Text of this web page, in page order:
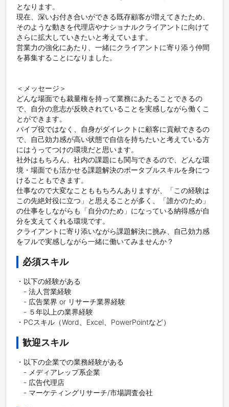
となります。
現在、深いお付き合いができる既存顧客が増えてきたため、
そのような動きを代理店やナショナルクライアントに向けて
さらに拡大していきたいと考えています。
営業力の強化にあたり、一緒にクライアントに寄り添う仲間
を募集することになりました。
＜メッセージ＞
どんな場面でも裁量権を持って業務にあたることできるの
で、自分の意志が反映されていることを実感しながら働くこ
とができます。
パイプ役ではなく、自身がダイレクトに顧客に貢献できるの
で、自己効力感が高い状態で自信を持ちたいと考えている方
にはうってつけの環境だと思います。
社外はもちろん、社内の課題にも関与できるので、どんな環
境・場面でも活かせる課題解決のポータブルスキルを身につ
けることもできます。
仕事なので大変なことももちろんありますが、「この経験は
この先絶対役に立つ」と思えることが多く、「誰かのため」
の仕事をしながらも「自分のため」になっている納得感が自
分を支えてくれる環境です。
クライアントに寄り添いながら課題解決に挑み、自己効力感
をフルで実感しながら一緒に働いてみませんか？
必須スキル
・以下の経験がある
- 法人営業経験
- 広告業界 or リサーチ業界経験
- ５年以上の業界経験
・PCスキル（Word、Excel、PowerPointなど）
歓迎スキル
・以下の企業での業務経験がある
- メディアレップ系企業
- 広告代理店